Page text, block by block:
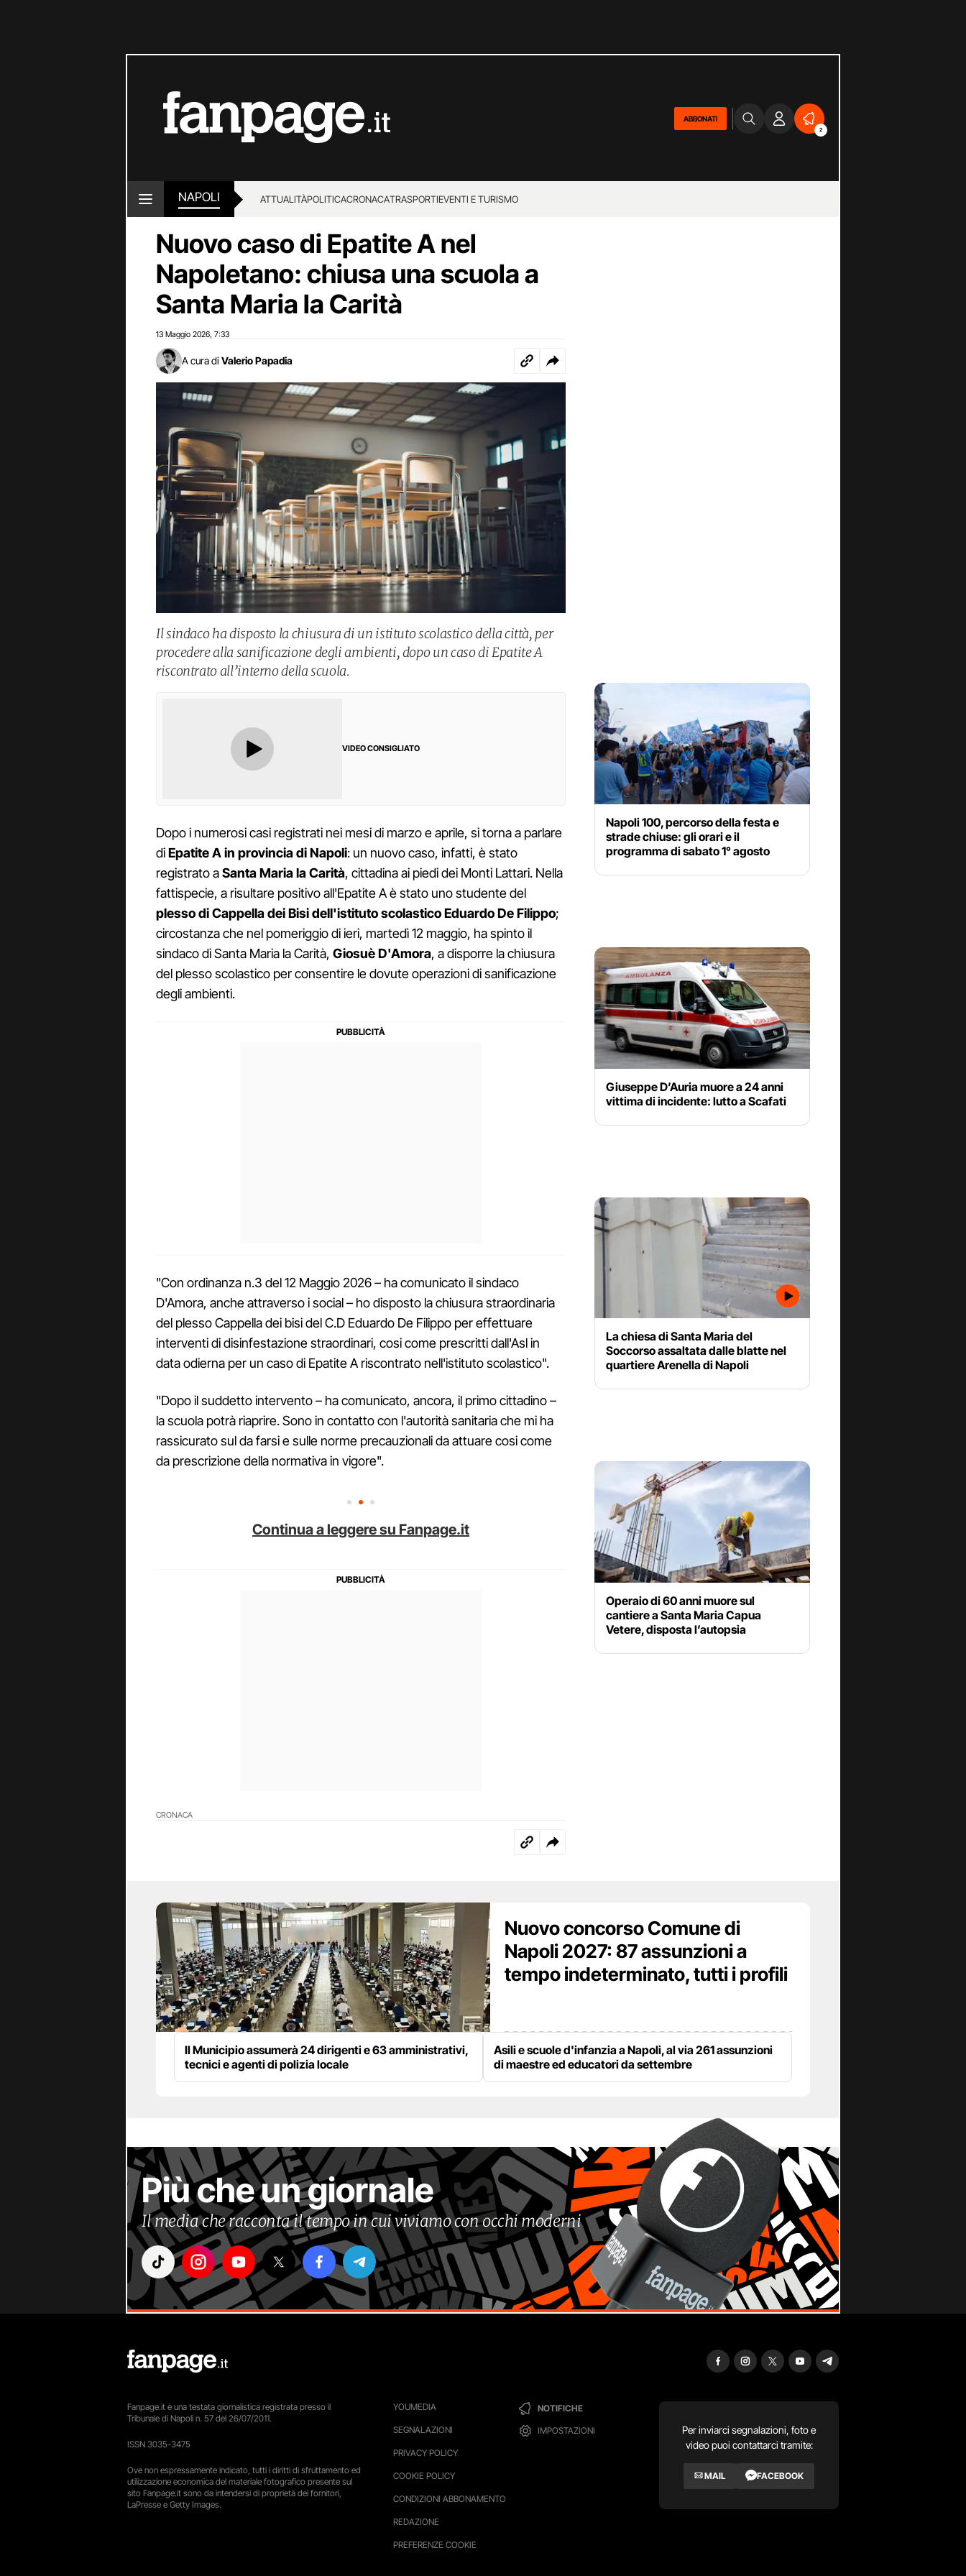
ABBONATI
2
NAPOLI ATTUALITÀPOLITICACRONACATRASPORTIEVENTI E TURISMO
Nuovo caso di Epatite A nel
Napoletano: chiusa una scuola a
Santa Maria la Carità
13 Maggio 2026 7:33
A cura di Valerio Papadia
Il sindaco ha disposto la chiusura di un istituto scolastico della città, per
procedere alla sanificazione degli ambienti, dopo un caso di Epatite A
riscontrato all’interno della scuola.
VIDEO CONSIGLIATO
Dopo i numerosi casi registrati nei mesi di marzo e aprile, si torna a parlare
diEpatite A in provincia di Napoli: un nuovo caso, infatti, è stato
registrato aSanta Maria la Carità, cittadina ai piedi dei Monti Lattari. Nella
fattispecie, a risultare positivo all'Epatite A è stato uno studente del
plesso di Cappella dei Bisi dell'istituto scolastico Eduardo De Filippo;
circostanza che nel pomeriggio di ieri, martedì 12 maggio, ha spinto il
sindaco di Santa Maria la Carità, Giosuè D'Amora, a disporre la chiusura
del plesso scolastico per consentire le dovute operazioni di sanificazione
degli ambienti.
"Con ordinanza n.3 del 12 Maggio 2026 – ha comunicato il sindaco
D'Amora, anche attraverso i social – ho disposto la chiusura straordinaria
del plesso Cappella dei bisi del C.D Eduardo De Filippo per effettuare
interventi di disinfestazione straordinari, cosi come prescritti dall'Asl in
data odierna per un caso di Epatite A riscontrato nell'istituto scolastico".
"Dopo il suddetto intervento – ha comunicato, ancora, il primo cittadino –
la scuola potrà riaprire. Sono in contatto con l'autorità sanitaria che mi ha
rassicurato sul da farsi e sulle norme precauzionali da attuare cosi come
da prescrizione della normativa in vigore".
Continua a leggere su Fanpage.it
CRONACA
Napoli 100, percorso della festa e
strade chiuse: gli orari e il
programma di sabato 1° agosto
Giuseppe D’Auria muore a 24 anni
vittima di incidente: lutto a Scafati
La chiesa di Santa Maria del
Soccorso assaltata dalle blatte nel
quartiere Arenella di Napoli
Operaio di 60 anni muore sul
cantiere a Santa Maria Capua
Vetere, disposta l’autopsia
Nuovo concorso Comune di
Napoli 2027: 87 assunzioni a
tempo indeterminato, tutti i profili
Il Municipio assumerà 24 dirigenti e 63 amministrativi,
tecnici e agenti di polizia locale
Asili e scuole d'infanzia a Napoli, al via 261 assunzioni
di maestre ed educatori da settembre
Più che un giornale
Il media che racconta il tempo in cui viviamo con occhi moderni
YOUMEDIA
SEGNALAZIONI
PRIVACY POLICY
COOKIE POLICY
CONDIZIONI ABBONAMENTO
REDAZIONE
PREFERENZE COOKIE
NOTIFICHE
IMPOSTAZIONI
Per inviarci segnalazioni, foto e
video puoi contattarci tramite:
MAIL FACEBOOK
Fanpage.it è una testata giornalistica registrata presso il
Tribunale di Napoli n. 57 del 26/07/2011.
ISSN 3035-3475
Ove non espressamente indicato, tutti i diritti di sfruttamento ed
utilizzazione economica del materiale fotografico presente sul
sito Fanpage.it sono da intendersi di proprietà dei fornitori,
LaPresse e Getty Images.